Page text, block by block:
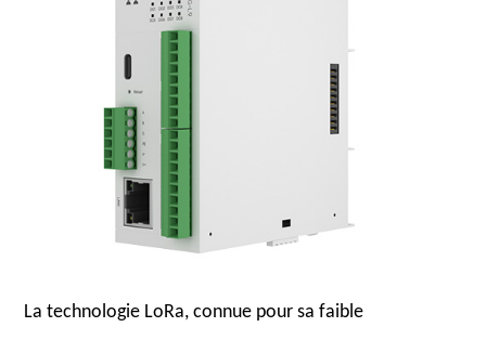
La technologie LoRa, connue pour sa faible